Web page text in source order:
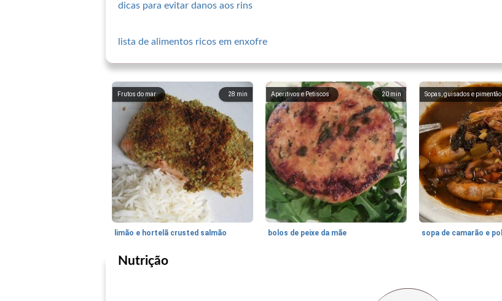
dicas para evitar danos aos rins
lista de alimentos ricos em enxofre
28 min
Frutos do mar
limão e hortelã crusted salmão
20 min
Aperitivos e Petiscos
bolos de peixe da mãe
Sopas, guisados ​​e pimentão
Nutrição